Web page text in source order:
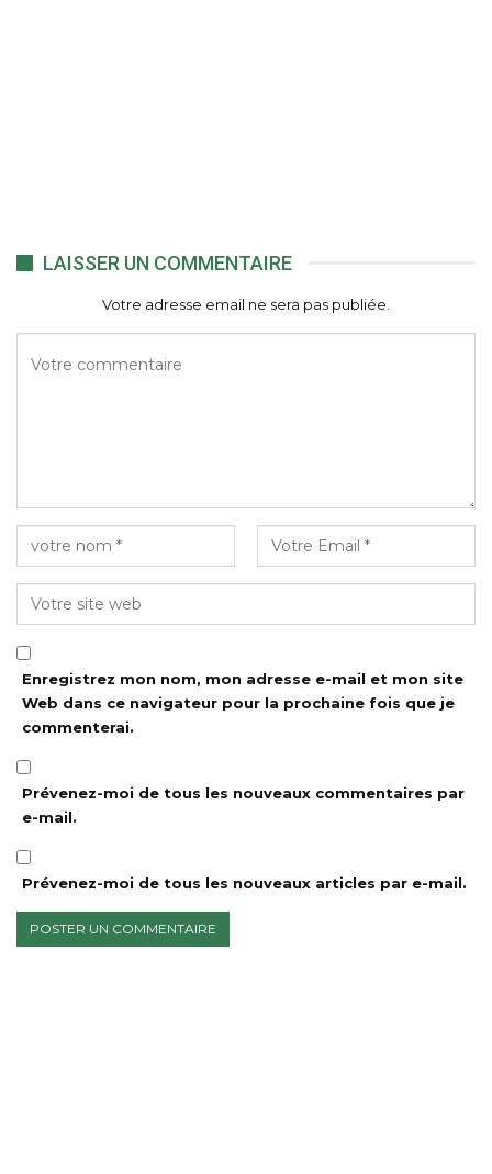
LAISSER UN COMMENTAIRE
Votre adresse email ne sera pas publiée.
Enregistrez mon nom, mon adresse e-mail et mon site
Web dans ce navigateur pour la prochaine fois que je
commenterai.
Prévenez-moi de tous les nouveaux commentaires par
e-mail.
Prévenez-moi de tous les nouveaux articles par e-mail.